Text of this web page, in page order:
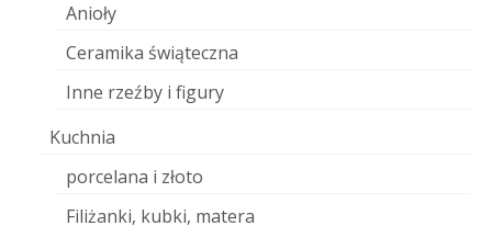
Anioły
Ceramika świąteczna
Inne rzeźby i figury
Kuchnia
porcelana i złoto
Filiżanki, kubki, matera